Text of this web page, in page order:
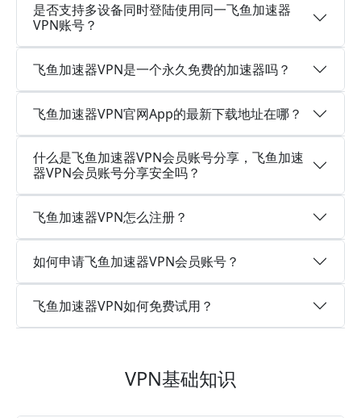
是否支持多设备同时登陆使用同一飞鱼加速器
VPN账号？
飞鱼加速器VPN是一个永久免费的加速器吗？
飞鱼加速器VPN官网App的最新下载地址在哪？
什么是飞鱼加速器VPN会员账号分享，飞鱼加速
器VPN会员账号分享安全吗？
飞鱼加速器VPN怎么注册？
如何申请飞鱼加速器VPN会员账号？
飞鱼加速器VPN如何免费试用？
VPN基础知识